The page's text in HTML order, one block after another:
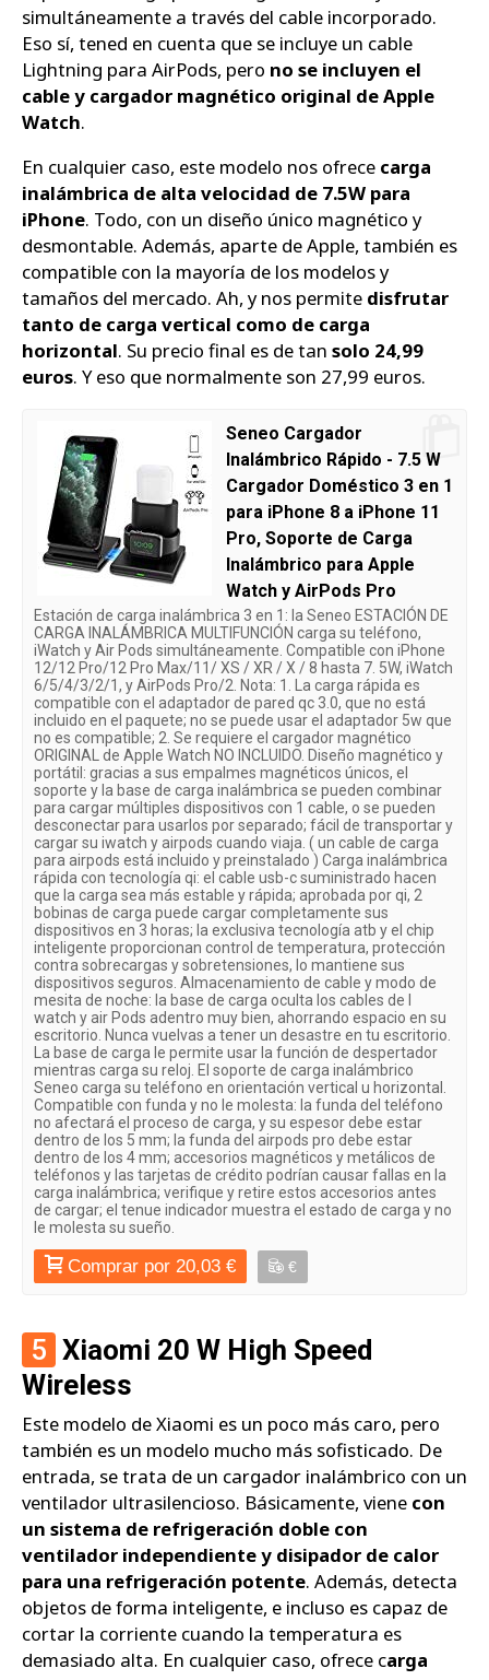
simultáneamente a través del cable incorporado.
Eso sí, tened en cuenta que se incluye un cable
Lightning para AirPods, pero no se incluyen el
cable y cargador magnético original de Apple
Watch.
En cualquier caso, este modelo nos ofrece carga
inalámbrica de alta velocidad de 7.5W para
iPhone. Todo, con un diseño único magnético y
desmontable. Además, aparte de Apple, también es
compatible con la mayoría de los modelos y
tamaños del mercado. Ah, y nos permite disfrutar
tanto de carga vertical como de carga
horizontal. Su precio final es de tan solo 24,99
euros. Y eso que normalmente son 27,99 euros.
Seneo Cargador
Inalámbrico Rápido - 7.5 W
Cargador Doméstico 3 en 1
para iPhone 8 a iPhone 11
Pro, Soporte de Carga
Inalámbrico para Apple
Watch y AirPods Pro
Estación de carga inalámbrica 3 en 1: la Seneo ESTACIÓN DE
CARGA INALÁMBRICA MULTIFUNCIÓN carga su teléfono,
iWatch y Air Pods simultáneamente. Compatible con iPhone
12/12 Pro/12 Pro Max/11/ XS / XR / X / 8 hasta 7. 5W, iWatch
6/5/4/3/2/1, y AirPods Pro/2. Nota: 1. La carga rápida es
compatible con el adaptador de pared qc 3.0, que no está
incluido en el paquete; no se puede usar el adaptador 5w que
no es compatible; 2. Se requiere el cargador magnético
ORIGINAL de Apple Watch NO INCLUIDO. Diseño magnético y
portátil: gracias a sus empalmes magnéticos únicos, el
soporte y la base de carga inalámbrica se pueden combinar
para cargar múltiples dispositivos con 1 cable, o se pueden
desconectar para usarlos por separado; fácil de transportar y
cargar su iwatch y airpods cuando viaja. ( un cable de carga
para airpods está incluido y preinstalado ) Carga inalámbrica
rápida con tecnología qi: el cable usb-c suministrado hacen
que la carga sea más estable y rápida; aprobada por qi, 2
bobinas de carga puede cargar completamente sus
dispositivos en 3 horas; la exclusiva tecnología atb y el chip
inteligente proporcionan control de temperatura, protección
contra sobrecargas y sobretensiones, lo mantiene sus
dispositivos seguros. Almacenamiento de cable y modo de
mesita de noche: la base de carga oculta los cables de I
watch y air Pods adentro muy bien, ahorrando espacio en su
escritorio. Nunca vuelvas a tener un desastre en tu escritorio.
La base de carga le permite usar la función de despertador
mientras carga su reloj. El soporte de carga inalámbrico
Seneo carga su teléfono en orientación vertical u horizontal.
Compatible con funda y no le molesta: la funda del teléfono
no afectará el proceso de carga, y su espesor debe estar
dentro de los 5 mm; la funda del airpods pro debe estar
dentro de los 4 mm; accesorios magnéticos y metálicos de
teléfonos y las tarjetas de crédito podrían causar fallas en la
carga inalámbrica; verifique y retire estos accesorios antes
de cargar; el tenue indicador muestra el estado de carga y no
le molesta su sueño.
Comprar por 20,03 € €
5 Xiaomi 20 W High Speed
Wireless
Este modelo de Xiaomi es un poco más caro, pero
también es un modelo mucho más sofisticado. De
entrada, se trata de un cargador inalámbrico con un
ventilador ultrasilencioso. Básicamente, viene con
un sistema de refrigeración doble con
ventilador independiente y disipador de calor
para una refrigeración potente. Además, detecta
objetos de forma inteligente, e incluso es capaz de
cortar la corriente cuando la temperatura es
demasiado alta. En cualquier caso, ofrece carga